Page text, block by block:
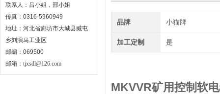
联系人：吕小姐，邢小姐
传真：0316-5960949
地址：河北省廊坊市大城县臧屯
乡刘演马工业区
邮编：069500
邮箱： tjxsdl@126.com
品牌 小猫牌
加工定制 是
MKVVR矿用控制软